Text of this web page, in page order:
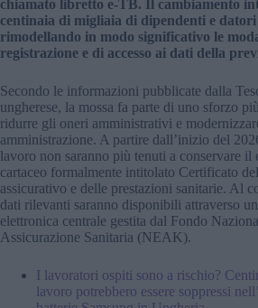
chiamato libretto e-TB. Il cambiamento
centinaia di migliaia di dipendenti e
rimodellando in modo significativo le
registrazione e di accesso ai dati della
Secondo le informazioni pubblicate dalla
ungherese, la mossa fa parte di uno sforzo
ridurre gli oneri amministrativi e
amministrazione. A partire dall’inizio del
lavoro non saranno più tenuti a conservare il
cartaceo formalmente intitolato Certificato
assicurativo e delle prestazioni sanitarie. Al
dati rilevanti saranno disponibili attraverso
elettronica centrale gestita dal Fondo
Assicurazione Sanitaria (NEAK).
I lavoratori ospiti sono a rischio?
lavoro potrebbero essere soppressi